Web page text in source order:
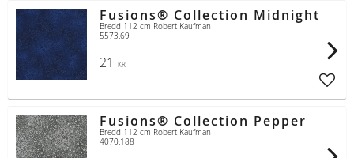
Fusions® Collection Midnight
Bredd 112 cm Robert Kaufman
5573.69
21 KR
Fusions® Collection Pepper
Bredd 112 cm Robert Kaufman
4070.188